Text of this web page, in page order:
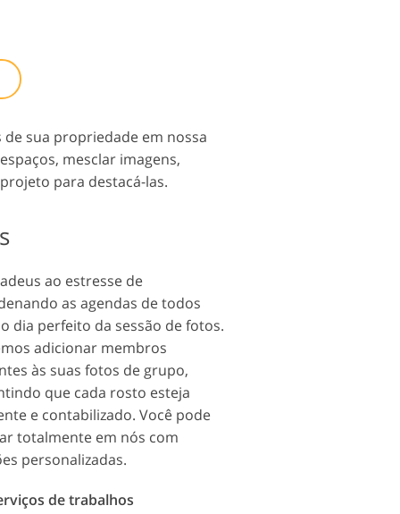
sua propriedade em nossa
mesclar imagens,
para destacá-las.
ao estresse de
as agendas de todos
dia perfeito da sessão de fotos.
adicionar membros
às suas fotos de grupo,
que cada rosto esteja
e contabilizado. Você pode
totalmente em nós com
personalizadas.
de trabalhos